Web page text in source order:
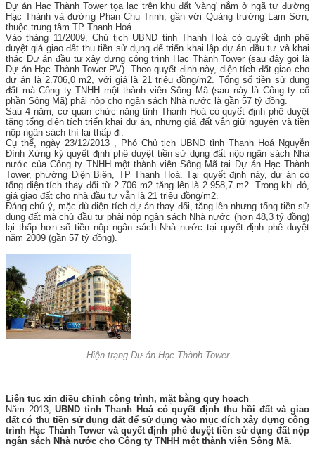
Dự án Hạc Thành Tower tọa lạc trên khu đất 'vàng' nằm ở ngã tư đường
Hạc Thành và đường Phan Chu Trinh, gần với Quảng trường Lam Sơn,
thuộc trung tâm TP Thanh Hoá.
Vào tháng 11/2009, Chủ tịch UBND tỉnh Thanh Hoá có quyết định phê
duyệt giá giao đất thu tiền sử dụng để triển khai lập dự án đầu tư và khai
thác Dự án đầu tư xây dựng công trình Hạc Thành Tower (sau đây gọi là
Dự án Hạc Thành Tower-PV). Theo quyết định này, diện tích đất giao cho
dự án là 2.706,0 m2, với giá là 21 triệu đồng/m2. Tổng số tiền sử dụng
đất mà Công ty TNHH một thành viên Sông Mã (sau này là Công ty cổ
phần Sông Mã) phải nộp cho ngân sách Nhà nước là gần 57 tỷ đồng.
Sau 4 năm, cơ quan chức năng tỉnh Thanh Hoá có quyết định phê duyệt
tăng tổng diện tích triển khai dự án, nhưng giá đất vẫn giữ nguyên và tiền
nộp ngân sách thì lại thấp đi.
Cụ thể, ngày 23/12/2013 , Phó Chủ tịch UBND tỉnh Thanh Hoá Nguyễn
Đình Xứng ký quyết định phê duyệt tiền sử dụng đất nộp ngân sách Nhà
nước của Công ty TNHH một thành viên Sông Mã tại Dự án Hạc Thành
Tower, phường Điện Biên, TP Thanh Hoá. Tại quyết định này, dự án có
tổng diện tích thay đổi từ 2.706 m2 tăng lên là 2.958,7 m2. Trong khi đó,
giá giao đất cho nhà đầu tư vẫn là 21 triệu đồng/m2.
Đáng chú ý, mặc dù diện tích dự án thay đổi, tăng lên nhưng tổng tiền sử
dụng đất mà chủ đầu tư phải nộp ngân sách Nhà nước (hơn 48,3 tỷ đồng)
lại thấp hơn số tiền nộp ngân sách Nhà nước tại quyết định phê duyệt
năm 2009 (gần 57 tỷ đồng).
Hiện trạng Dự án Hạc Thành Tower
Liên tục xin điều chỉnh công trình, mặt bằng quy hoạch
Năm 2013,UBND tỉnh Thanh Hoá có quyết định thu hồi đất và giao
đất có thu tiền sử dụng đất để sử dụng vào mục đích xây dựng công
trình Hạc Thành Tower và quyết định phê duyệt tiền sử dụng đất nộp
ngân sách Nhà nước cho Công ty TNHH một thành viên Sông Mã.